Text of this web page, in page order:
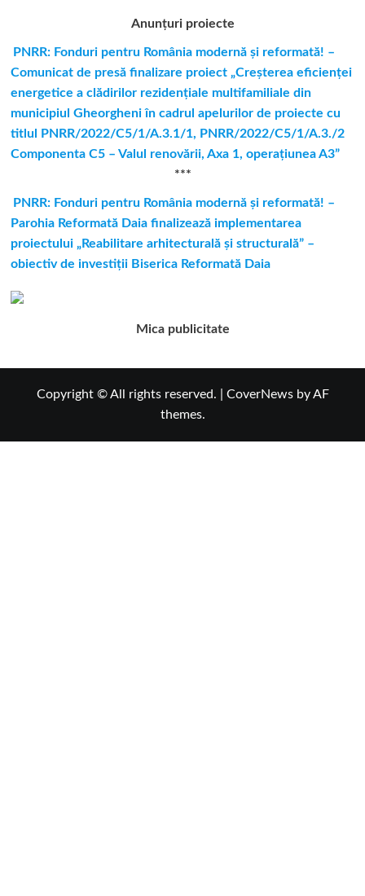
Anunțuri proiecte
PNRR: Fonduri pentru România modernă şi reformată! –
Comunicat de presă finalizare proiect „Creşterea eficienţei
energetice a clădirilor rezidenţiale multifamiliale din
municipiul Gheorgheni în cadrul apelurilor de proiecte cu
titlul PNRR/2022/C5/1/A.3.1/1, PNRR/2022/C5/1/A.3./2
Componenta C5 – Valul renovării, Axa 1, operaţiunea A3”
***
PNRR: Fonduri pentru România modernă și reformată! –
Parohia Reformată Daia finalizează implementarea
proiectului „Reabilitare arhitecturală și structurală” –
obiectiv de investiții Biserica Reformată Daia
Mica publicitate
Copyright © All rights reserved. CoverNewsby AF
themes.